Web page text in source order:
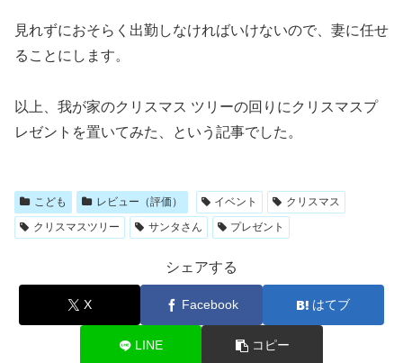
見れずにおそらく出勤しなければいけないので、妻に任せ
ることにします。
以上、我が家のクリスマス ツリーの回りにクリスマスプ
レゼントを置いてみた、という記事でした。
こども レビュー（評価） イベント
クリスマス
クリスマスツリー
サンタさん プレゼント
シェアする
X Facebook はてブ
LINE コピー